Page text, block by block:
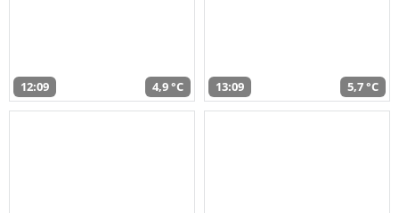
12:09 4,9 °C 13:09 5,7 °C